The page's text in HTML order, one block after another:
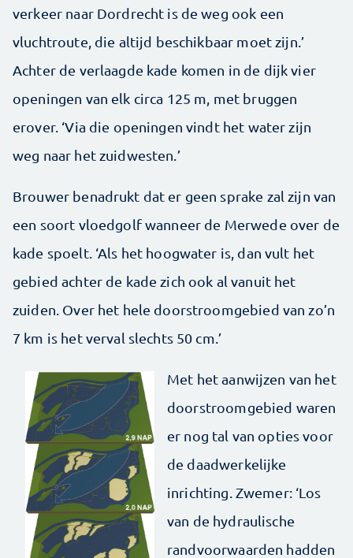
verkeer naar Dordrecht is de weg ook een
vluchtroute, die altijd beschikbaar moet zijn.’
Achter de verlaagde kade komen in de dijk vier
openingen van elk circa 125 m, met bruggen
erover. ‘Via die openingen vindt het water zijn
weg naar het zuidwesten.’
Brouwer benadrukt dat er geen sprake zal zijn van
een soort vloedgolf wanneer de Merwede over de
kade spoelt. ‘Als het hoogwater is, dan vult het
gebied achter de kade zich ook al vanuit het
zuiden. Over het hele doorstroomgebied van zo’n
7 km is het verval slechts 50 cm.’
Met het aanwijzen van het
doorstroomgebied waren
er nog tal van opties voor
de daadwerkelijke
inrichting. Zwemer: ‘Los
van de hydraulische
randvoorwaarden hadden